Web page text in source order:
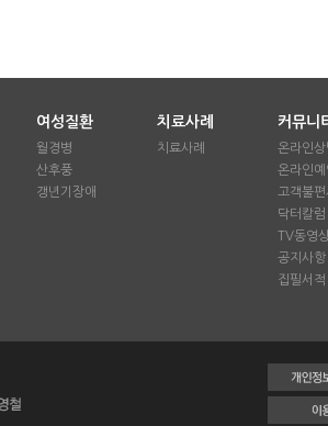
여성질환
월경병
산후풍
갱년기장애
치료사례
치료사례
커뮤니
온라인상
온라인예
고객불편
닥터칼럼
TV동영
공지사항
집필서적